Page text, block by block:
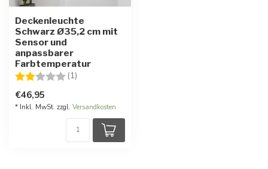
Deckenleuchte
Schwarz Ø35,2 cm mit
Sensor und
anpassbarer
Farbtemperatur
Bewertung:
(1)
€46,95
* Inkl. MwSt. zzgl. Versandkosten